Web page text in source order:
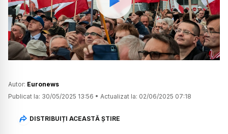
Watch
Autor: Euronews
Publicat la: 30/05/2025 13:56 • Actualizat la: 02/06/2025 07:18
DISTRIBUIȚI ACEASTĂ ȘTIRE